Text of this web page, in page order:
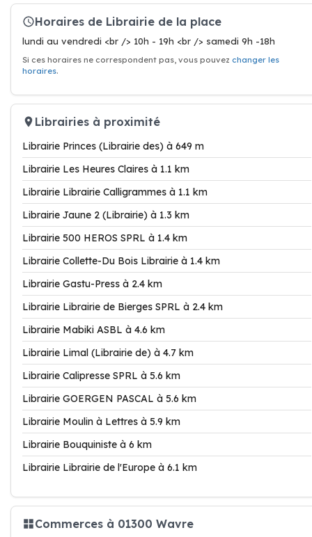
Horaires de Librairie de la place
lundi au vendredi <br /> 10h - 19h <br /> samedi 9h -18h
Si ces horaires ne correspondent pas, vous pouvez changer les
horaires.
Librairies à proximité
Librairie Princes (Librairie des) à 649 m
Librairie Les Heures Claires à 1.1 km
Librairie Librairie Calligrammes à 1.1 km
Librairie Jaune 2 (Librairie) à 1.3 km
Librairie 500 HEROS SPRL à 1.4 km
Librairie Collette-Du Bois Librairie à 1.4 km
Librairie Gastu-Press à 2.4 km
Librairie Librairie de Bierges SPRL à 2.4 km
Librairie Mabiki ASBL à 4.6 km
Librairie Limal (Librairie de) à 4.7 km
Librairie Calipresse SPRL à 5.6 km
Librairie GOERGEN PASCAL à 5.6 km
Librairie Moulin à Lettres à 5.9 km
Librairie Bouquiniste à 6 km
Librairie Librairie de l'Europe à 6.1 km
Commerces à 01300 Wavre